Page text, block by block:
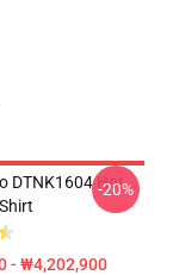
DTNK1604 Hot
- ₩4,202,900
-20%